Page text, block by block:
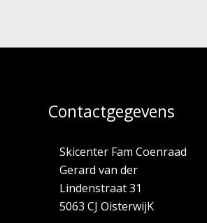
Contactgegevens
Skicenter Fam Coenraad
Gerard van der
Lindenstraat 31
5063 CJ OisterwijK